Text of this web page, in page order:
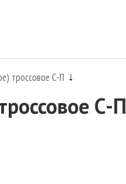
троссовое С-П
С-П